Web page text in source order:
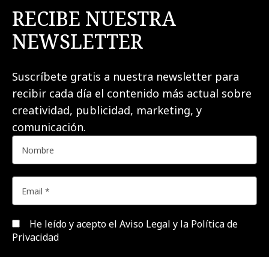
RECIBE NUESTRA
NEWSLETTER
Suscríbete gratis a nuestra newsletter para
recibir cada día el contenido más actual sobre
creatividad, publicidad, marketing, y
comunicación.
He leído y acepto el Aviso Legal y la Política de
Privacidad